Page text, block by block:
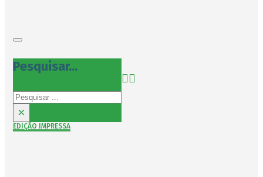
Pesquisar...
Pesquisar
×
EDIÇÃO IMPRESSA